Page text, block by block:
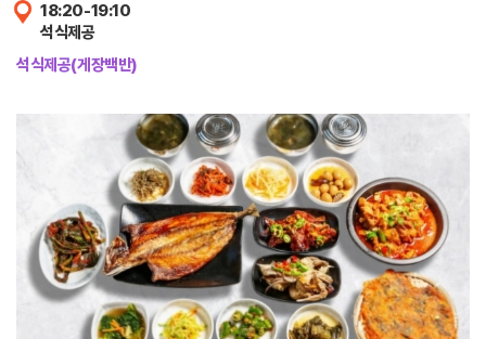
18:20-19:10
석식제공
석식제공(게장백반)